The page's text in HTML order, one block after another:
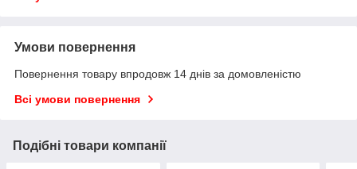
Умови повернення
Повернення товару впродовж 14 днів за домовленістю
Всі умови повернення
Подібні товари компанії